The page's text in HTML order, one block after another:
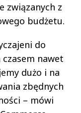
związanych z
budżetu.
do
nawet
dużo i na
zbędnych
– mówi